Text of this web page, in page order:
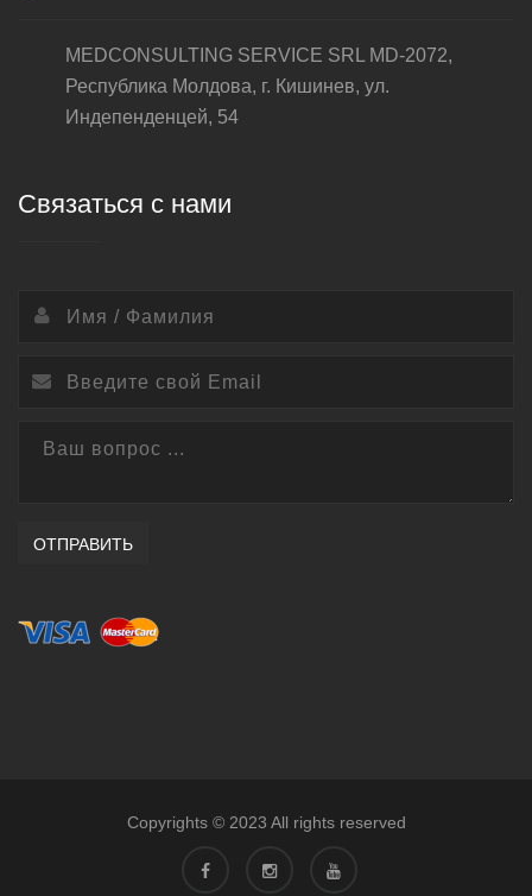
MEDCONSULTING SERVICE SRL MD-2072,
Республика Молдова, г. Кишинев, ул.
Индепенденцей, 54
Связаться с нами
ОТПРАВИТЬ
Copyrights © 2023 All rights reserved